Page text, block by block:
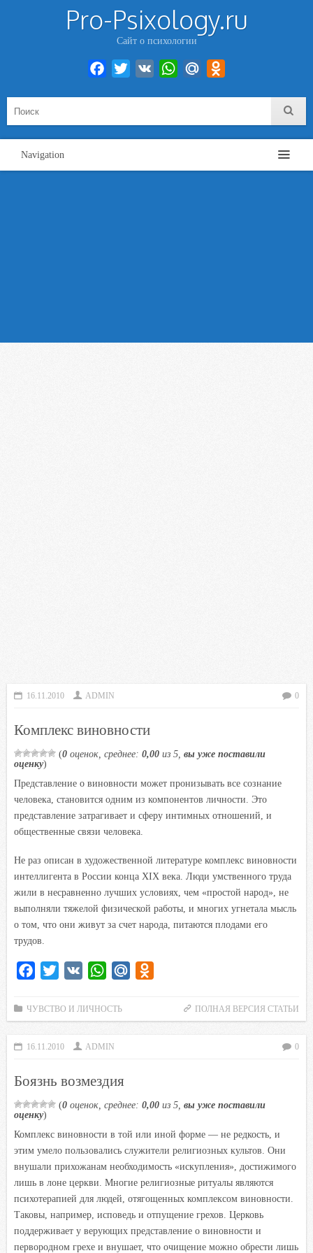
Pro-Psixology.ru
Сайт о психологии
Facebook
Twitter VK WhatsAppMail.Ru
Navigation
16.11.2010 ADMIN 0
Комплекс виновности
(0 оценок, среднее: 0,00 из 5, вы уже поставили
оценку)
Представление о виновности может пронизывать все сознание
человека, становится одним из компонентов личности. Это
представление затрагивает и сферу интимных отношений, и
общественные связи человека.
Не раз описан в художественной литературе комплекс виновности
интеллигента в России конца XIX века. Люди умственного труда
жили в несравненно лучших условиях, чем «простой народ», не
выполняли тяжелой физической работы, и многих угнетала мысль
о том, что они живут за счет народа, питаются плодами его
трудов.
c
e
b
o
k
i
t
t
r
W
a
t
s
p
l
o
n
i
k
i
ПОЛНАЯ ВЕРСИЯ СТАТЬИ
ЧУВСТВО И ЛИЧНОСТЬ
16.11.2010 ADMIN 0
Боязнь возмездия
(0 оценок, среднее: 0,00 из 5, вы уже поставили
оценку)
Комплекс виновности в той или иной форме — не редкость, и
этим умело пользовались служители религиозных культов. Они
внушали прихожанам необходимость «искупления», достижимого
лишь в лоне церкви. Многие религиозные ритуалы являются
психотерапией для людей, отягощенных комплексом виновности.
Таковы, например, исповедь и отпущение грехов. Церковь
поддерживает у верующих представление о виновности и
первородном грехе и внушает, что очищение можно обрести лишь